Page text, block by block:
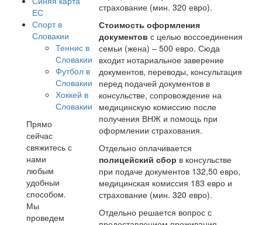
ЕС
Спорт в
Словакии
Теннис в
Словакии
Футбол в
Словакии
Хоккей в
Словакии
Прямо
сейчас
свяжитесь с
нами
любым
удобныи
способом.
Мы
проведем
страхование (мин. 320 евро).
Стоимость оформления
документов с целью воссоединения
семьи (жена) – 500 евро. Сюда
входит нотариальное заверение
документов, переводы, консультация
перед подачей документов в
консульстве, сопровождение на
медицинскую комиссию после
получения ВНЖ и помощь при
оформлении страхования.
Отдельно оплачивается
полицейский сбор в консульстве
при подаче документов 132,50 евро,
медицинская комиссия 183 евро и
страхование (мин. 320 евро).
Отдельно решается вопрос с